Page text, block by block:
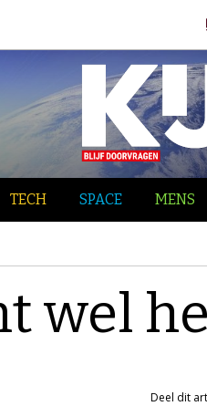
TECH SPACE MENS
wel
Deel dit